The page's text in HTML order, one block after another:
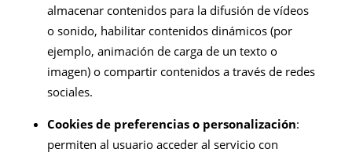
almacenar contenidos para la difusión de vídeos
o sonido, habilitar contenidos dinámicos (por
ejemplo, animación de carga de un texto o
imagen) o compartir contenidos a través de redes
sociales.
Cookies de preferencias o personalización:
permiten al usuario acceder al servicio con